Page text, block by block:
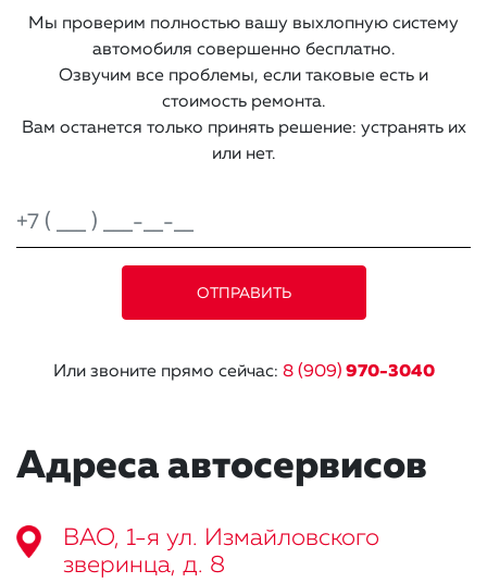
Мы проверим полностью вашу выхлопную систему
автомобиля совершенно бесплатно.
Озвучим все проблемы, если таковые есть и
стоимость ремонта.
Вам останется только принять решение: устранять их
или нет.
Или звоните прямо сейчас: 8 (909) 970-3040
Адреса автосервисов
ВАО, 1-я ул. Измайловского
зверинца, д. 8